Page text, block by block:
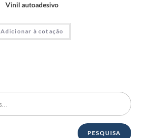
Vinil autoadesivo
Adicionar à cotação
PESQUISA